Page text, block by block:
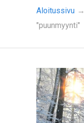
Aloitussivu →
"puunmyynti"